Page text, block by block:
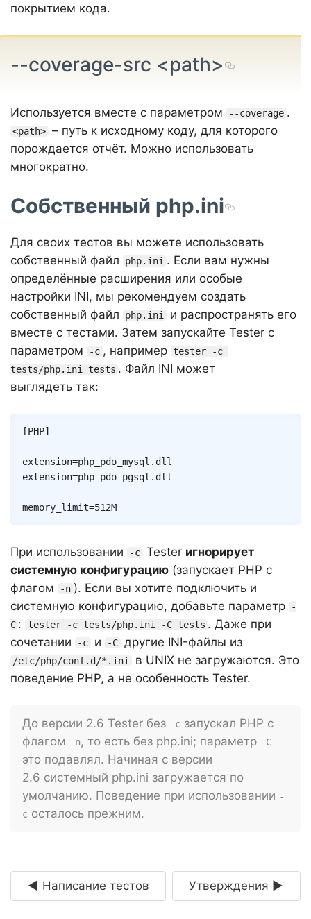
покрытием кода.
--coverage-src <path>
Используется вместе с параметром --coverage .
<path> – путь к исходному коду, для которого
порождается отчёт. Можно использовать
многократно.
Собственный php.ini
Для своих тестов вы можете использовать
собственный файл
php.ini . Если вам нужны
определённые расширения или особые
настройки INI, мы рекомендуем создать
собственный файл
php.ini
и распространять его
вместе с тестами. Затем запускайте Tester с
параметром
-c , например tester -c
tests/php.ini tests . Файл INI может
выглядеть так:
[PHP]
extension=php_pdo_mysql.dll
extension=php_pdo_pgsql.dll
memory_limit=512M
При использовании -c Tester игнорирует
системную конфигурацию (запускает PHP с
флагом
-n ). Если вы хотите подключить и
системную конфигурацию, добавьте параметр
-
C : tester -c tests/php.ini -C tests . Даже при
сочетании
-c и -C другие INI-файлы из
/etc/php/conf.d/*.ini
в UNIX не загружаются. Это
поведение PHP, а не особенность Tester.
До версии 2.6 Tester без -c запускал PHP с
флагом -n, то есть без php.ini; параметр -C
это подавлял. Начиная с версии
2.6 системный php.ini загружается по
умолчанию. Поведение при использовании -
c осталось прежним.
◄ Написание тестов Утверждения ►